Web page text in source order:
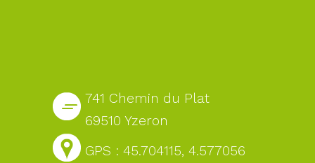
741 Chemin du Plat
69510 Yzeron
GPS : 45.704115, 4.577056